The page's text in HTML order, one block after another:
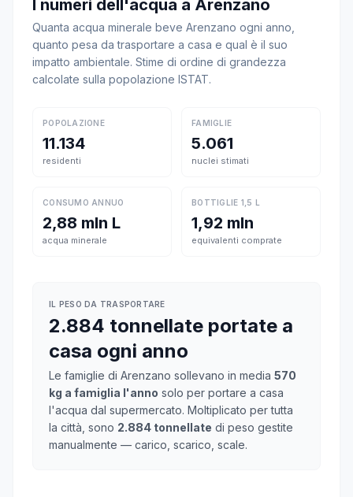
I numeri dell'acqua a Arenzano
Quanta acqua minerale beve Arenzano ogni anno,
quanto pesa da trasportare a casa e qual è il suo
impatto ambientale. Stime di ordine di grandezza
calcolate sulla popolazione ISTAT.
POPOLAZIONE
11.134
residenti
FAMIGLIE
5.061
nuclei stimati
CONSUMO ANNUO
2,88 mln L
acqua minerale
BOTTIGLIE 1,5 L
1,92 mln
equivalenti comprate
IL PESO DA TRASPORTARE
2.884 tonnellate portate a
casa ogni anno
Le famiglie di Arenzano sollevano in media 570
kg a famiglia l'anno solo per portare a casa
l'acqua dal supermercato. Moltiplicato per tutta
la città, sono 2.884 tonnellate di peso gestite
manualmente — carico, scarico, scale.